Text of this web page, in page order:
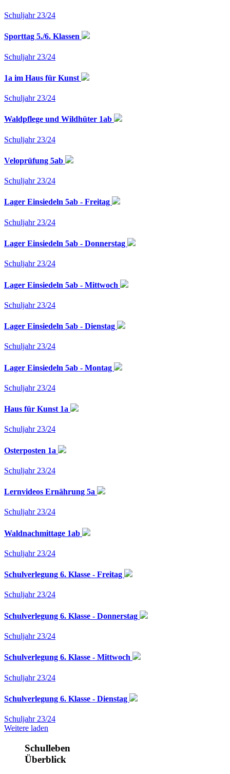
Schuljahr 23/24
Sporttag 5./6. Klassen
Schuljahr 23/24
1a im Haus für Kunst
Schuljahr 23/24
Waldpflege und Wildhüter 1ab
Schuljahr 23/24
Veloprüfung 5ab
Schuljahr 23/24
Lager Einsiedeln 5ab - Freitag
Schuljahr 23/24
Lager Einsiedeln 5ab - Donnerstag
Schuljahr 23/24
Lager Einsiedeln 5ab - Mittwoch
Schuljahr 23/24
Lager Einsiedeln 5ab - Dienstag
Schuljahr 23/24
Lager Einsiedeln 5ab - Montag
Schuljahr 23/24
Haus für Kunst 1a
Schuljahr 23/24
Osterposten 1a
Schuljahr 23/24
Lernvideos Ernährung 5a
Schuljahr 23/24
Waldnachmittage 1ab
Schuljahr 23/24
Schulverlegung 6. Klasse - Freitag
Schuljahr 23/24
Schulverlegung 6. Klasse - Donnerstag
Schuljahr 23/24
Schulverlegung 6. Klasse - Mittwoch
Schuljahr 23/24
Schulverlegung 6. Klasse - Dienstag
Schuljahr 23/24
Weitere laden
Schulleben
Überblick